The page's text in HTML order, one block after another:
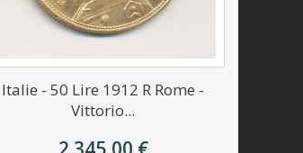
Italie - 50 Lire 1912 R Rome -
Vittorio...